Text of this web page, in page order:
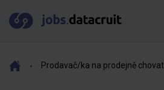
Prodavač/ka na prodejně